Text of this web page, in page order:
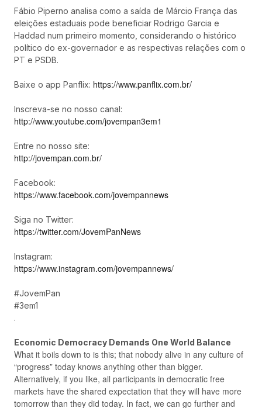
Fábio Piperno analisa como a saída de Márcio França das
eleições estaduais pode beneficiar Rodrigo Garcia e
Haddad num primeiro momento, considerando o histórico
político do ex-governador e as respectivas relações com o
PT e PSDB.
Baixe o app Panflix: https://www.panflix.com.br/
Inscreva-se no nosso canal:
http://www.youtube.com/jovempan3em1
Entre no nosso site:
http://jovempan.com.br/
Facebook:
https://www.facebook.com/jovempannews
Siga no Twitter:
https://twitter.com/JovemPanNews
Instagram:
https://www.instagram.com/jovempannews/
#JovemPan
#3em1
.
Economic Democracy Demands One World Balance
What it boils down to is this; that nobody alive in any culture of
“progress” today knows anything other than bigger.
Alternatively, if you like, all participants in democratic free
markets have the shared expectation that they will have more
tomorrow than they did today. In fact, we can go further and